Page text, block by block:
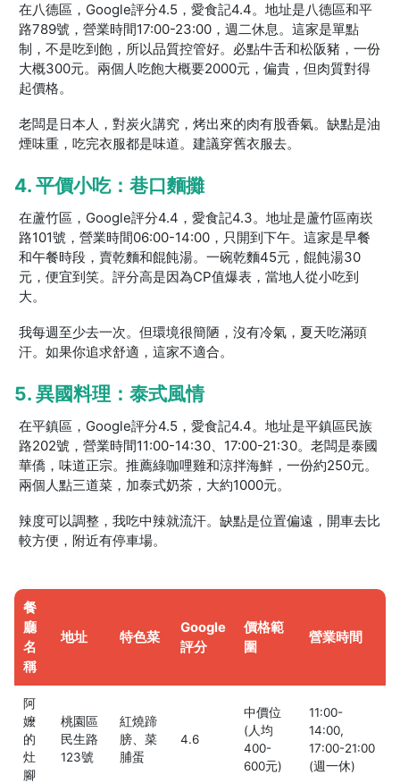
在八德區，Google評分4.5，愛食記4.4。地址是八德區和平
路789號，營業時間17:00-23:00，週二休息。這家是單點
制，不是吃到飽，所以品質控管好。必點牛舌和松阪豬，一份
大概300元。兩個人吃飽大概要2000元，偏貴，但肉質對得
起價格。
老闆是日本人，對炭火講究，烤出來的肉有股香氣。缺點是油
煙味重，吃完衣服都是味道。建議穿舊衣服去。
4. 平價小吃：巷口麵攤
在蘆竹區，Google評分4.4，愛食記4.3。地址是蘆竹區南崁
路101號，營業時間06:00-14:00，只開到下午。這家是早餐
和午餐時段，賣乾麵和餛飩湯。一碗乾麵45元，餛飩湯30
元，便宜到笑。評分高是因為CP值爆表，當地人從小吃到
大。
我每週至少去一次。但環境很簡陋，沒有冷氣，夏天吃滿頭
汗。如果你追求舒適，這家不適合。
5. 異國料理：泰式風情
在平鎮區，Google評分4.5，愛食記4.4。地址是平鎮區民族
路202號，營業時間11:00-14:30、17:00-21:30。老闆是泰國
華僑，味道正宗。推薦綠咖哩雞和涼拌海鮮，一份約250元。
兩個人點三道菜，加泰式奶茶，大約1000元。
辣度可以調整，我吃中辣就流汗。缺點是位置偏遠，開車去比
較方便，附近有停車場。
餐
廳
名
稱
地址 特色菜
Google
評分
價格範
圍
營業時間
阿
嬤
的
灶
腳
桃園區
民生路
123號
紅燒蹄
膀、菜
脯蛋
4.6
中價位
(人均
400-
600元)
11:00-
14:00,
17:00-21:00
(週一休)